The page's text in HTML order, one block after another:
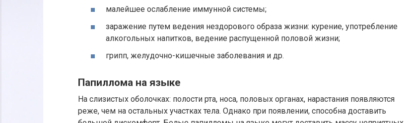
малейшее ослабление иммунной системы;
заражение путем ведения нездорового образа жизни: курение, употребление
алкогольных напитков, ведение распущенной половой жизни;
грипп, желудочно-кишечные заболевания и др.
Папиллома на языке
На слизистых оболочках: полости рта, носа, половых органах, нарастания появляются
реже, чем на остальных участках тела. Однако при появлении, способна доставить